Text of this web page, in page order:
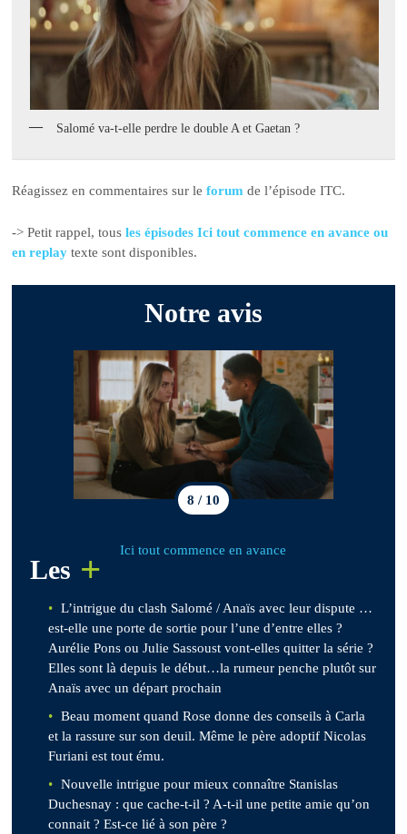
Salomé va-t-elle perdre le double A et Gaetan ?
Réagissez en commentaires sur leforum de l’épisode ITC.
-> Petit rappel, tousles épisodes Ici tout commence en avance ou
en replay texte sont disponibles.
Notre avis
8 / 10
Ici tout commence en avance
Les +
L’intrigue du clash Salomé / Anaïs avec leur dispute …
est-elle une porte de sortie pour l’une d’entre elles ?
Aurélie Pons ou Julie Sassoust vont-elles quitter la série ?
Elles sont là depuis le début…la rumeur penche plutôt sur
Anaïs avec un départ prochain
Beau moment quand Rose donne des conseils à Carla
et la rassure sur son deuil. Même le père adoptif Nicolas
Furiani est tout ému.
Nouvelle intrigue pour mieux connaître Stanislas
Duchesnay : que cache-t-il ? A-t-il une petite amie qu’on
connait ? Est-ce lié à son père ?